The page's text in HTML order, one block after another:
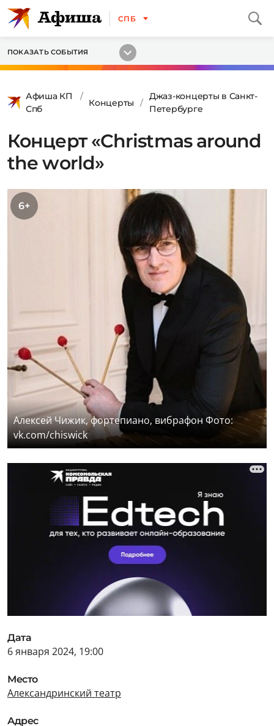
СПБ
ПОКАЗАТЬ СОБЫТИЯ
Афиша КП
Спб
Концерты
Джаз-концерты в Санкт-
Петербурге
Концерт «Christmas around
the world»
6+
Алексей Чижик, фортепиано, вибрафон Фото:
vk.com/chiswick
Дата
6 января 2024, 19:00
Место
Александринский театр
Адрес